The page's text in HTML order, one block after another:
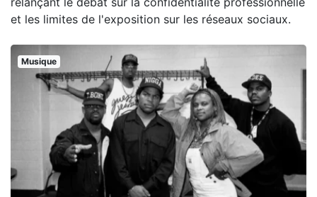
et les limites de l'exposition sur les réseaux sociaux.
Musique